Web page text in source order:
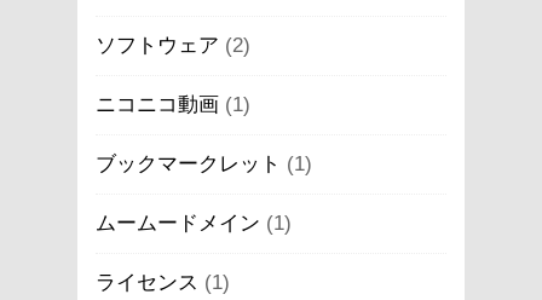
ソフトウェア (2)
ニコニコ動画 (1)
ブックマークレット (1)
ムームードメイン (1)
ライセンス (1)